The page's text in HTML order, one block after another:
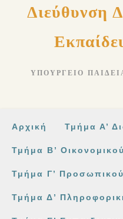
Διεύθυνση
ΥΠΟΥΡΓΕΊΟ
Αρχική Τμήμα Α’
Τμήμα Β’ Οικονομικού
Τμήμα Γ’ Προσωπικού
Τμήμα Δ’